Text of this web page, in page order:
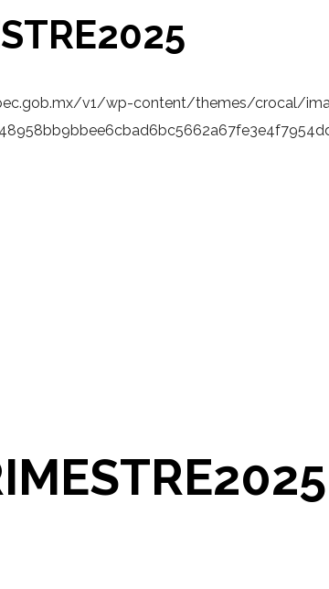
v1/wp-content/themes/crocal/